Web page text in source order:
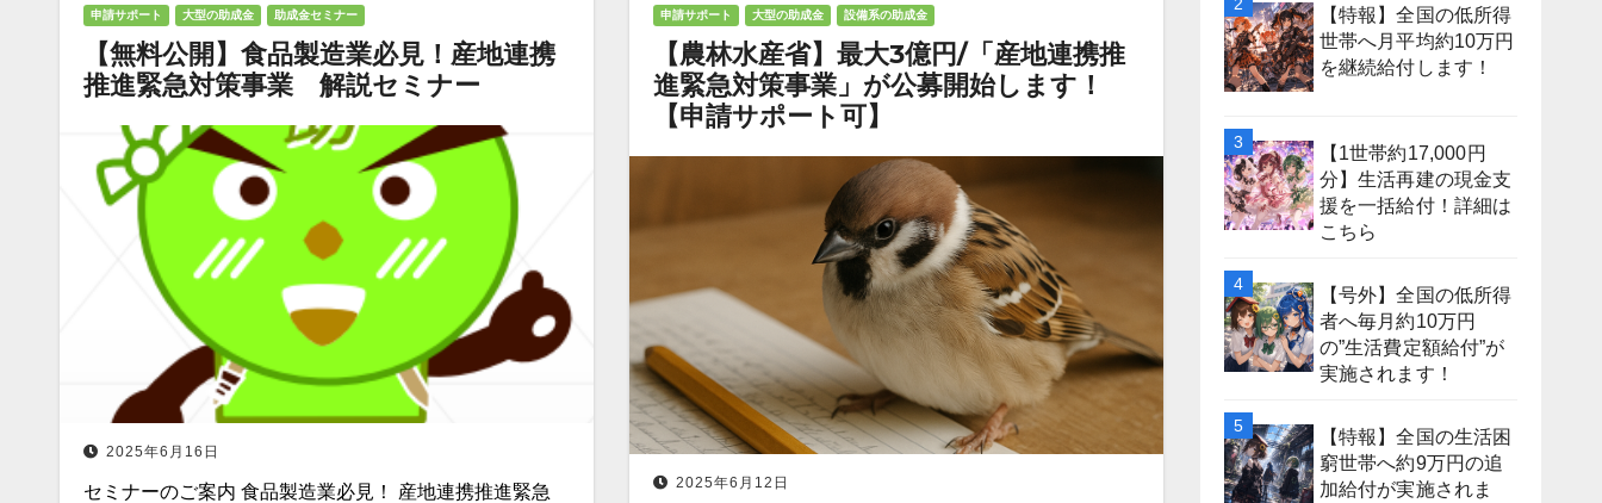
申請サポート 大型の助成金 助成金セミナー
【無料公開】食品製造業必見！産地連携
推進緊急対策事業 解説セミナー
2025年6月16日
セミナーのご案内 食品製造業必見！ 産地連携推進緊急
申請サポート 大型の助成金 設備系の助成金
【農林水産省】最大3億円/「産地連携推
進緊急対策事業」が公募開始します！
【申請サポート可】
2025年6月12日
【特報】全国の低所得
世帯へ月平均約10万円
を継続給付します！
【1世帯約17,000円
分】生活再建の現金支
援を一括給付！詳細は
こちら
【号外】全国の低所得
者へ毎月約10万円
の”生活費定額給付”が
実施されます！
【特報】全国の生活困
窮世帯へ約9万円の追
加給付が実施されま